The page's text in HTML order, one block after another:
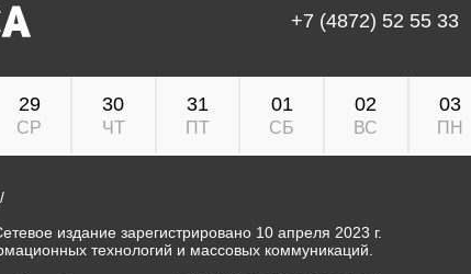
+7 (4872) 52 55 33
29
СР
30
ЧТ
31
ПТ
01
СБ
02
ВС
03
ПН
издание зарегистрировано 10 апреля 2023 г.
технологий и массовых коммуникаций.